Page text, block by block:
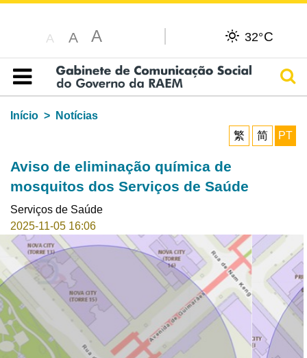
A A A 32°C
Índice
Início
Notícias
繁
简 PT
Aviso de eliminação química de
mosquitos dos Serviços de Saúde
Serviços de Saúde
2025-11-05 16:06